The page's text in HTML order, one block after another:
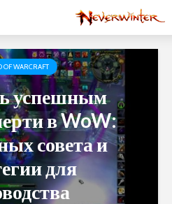
OF WARCRAFT
успешным
в WoW:
совета и
для